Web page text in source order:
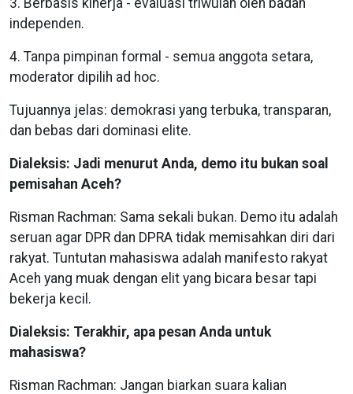
independen.
4. Tanpa pimpinan formal - semua anggota setara,
moderator dipilih ad hoc.
Tujuannya jelas: demokrasi yang terbuka, transparan,
dan bebas dari dominasi elite.
Dialeksis: Jadi menurut Anda, demo itu bukan soal
pemisahan Aceh?
Risman Rachman: Sama sekali bukan. Demo itu adalah
seruan agar DPR dan DPRA tidak memisahkan diri dari
rakyat. Tuntutan mahasiswa adalah manifesto rakyat
Aceh yang muak dengan elit yang bicara besar tapi
bekerja kecil.
Dialeksis: Terakhir, apa pesan Anda untuk
mahasiswa?
Risman Rachman: Jangan biarkan suara kalian